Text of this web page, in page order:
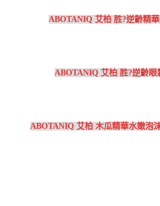
ABOTANIQ 艾柏 胜?逆齡精
ABOTANIQ 艾柏 胜?逆齡眼
ABOTANIQ 艾柏 木瓜精華水嫩泡